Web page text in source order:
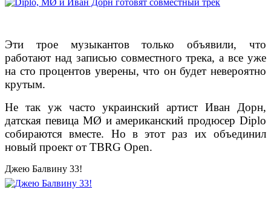
Эти трое музыкантов только объявили, что
работают над записью совместного трека, а все уже
на сто процентов уверены, что он будет невероятно
крутым.
Не так уж часто украинский артист Иван Дорн,
датская певица MØ и американский продюсер Diplo
собираются вместе. Но в этот раз их объединил
новый проект от TBRG Open.
Джею Балвину 33!